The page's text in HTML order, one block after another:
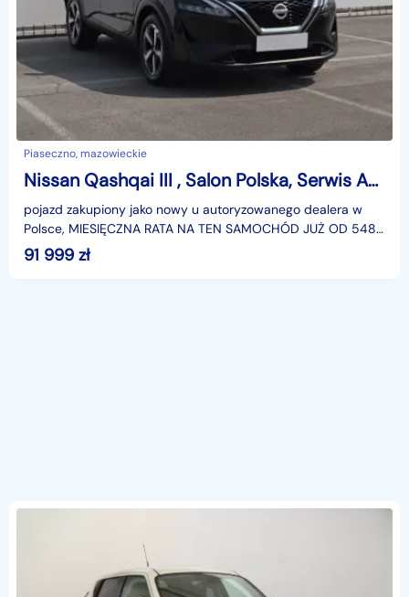
Piaseczno, mazowieckie
Nissan Qashqai III , Salon Polska, Serwis ASO, Automat, Navi, Klimatronic,
pojazd zakupiony jako nowy u autoryzowanego dealera w
Polsce, MIESIĘCZNA RATA NA TEN SAMOCHÓD JUŻ OD 548
PLN*Podana w ogłoszeniu lokalizacja pojazdu jest aktua
91 999 zł